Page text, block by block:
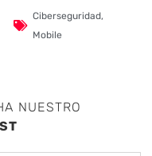
Ciberseguridad,
Mobile
NUESTRO